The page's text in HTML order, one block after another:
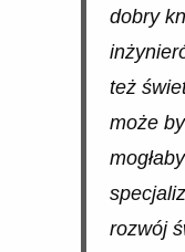
dobry
też
może
rozwój